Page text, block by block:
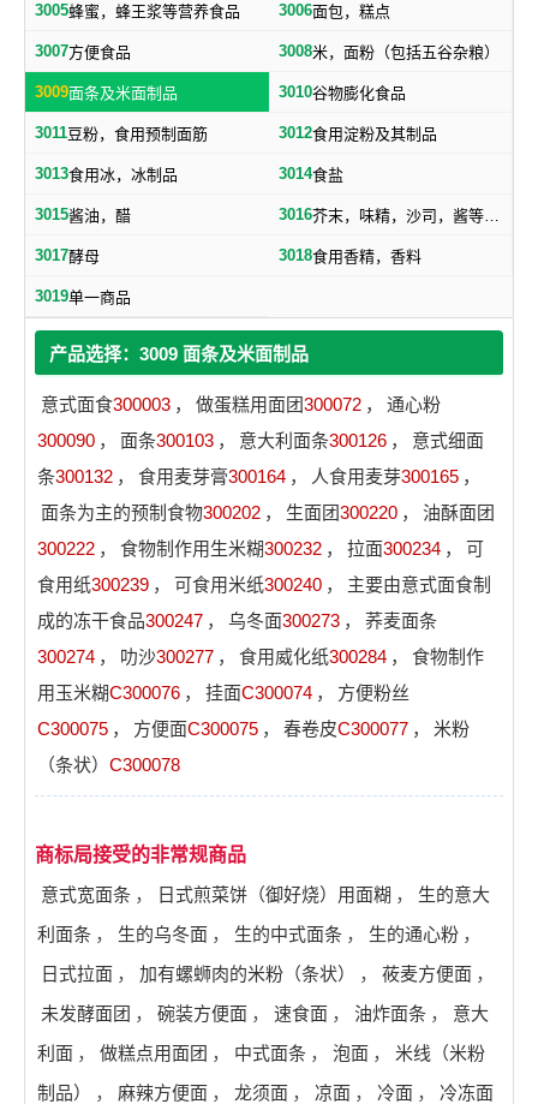
3005蜂蜜，蜂王浆等营养食品 3006面包，糕点
3007方便食品 3008米，面粉（包括五谷杂粮）
3009面条及米面制品 3010谷物膨化食品
3011豆粉，食用预制面筋 3012食用淀粉及其制品
3013食用冰，冰制品 3014食盐
3015酱油，醋 3016 芥末，味精，沙司，酱等调味品
3017酵母 3018食用香精，香料
3019单一商品
产品选择：3009 面条及米面制品
意式面食300003 ， 做蛋糕用面团300072 ，
通心粉
300090 ， 面条300103 ， 意大利面条300126 ，
意式细面
条300132 ， 食用麦芽膏300164 ， 人食用麦芽300165 ，
面条为主的预制食物300202 ， 生面团300220 ，
油酥面团
300222 ， 食物制作用生米糊300232 ， 拉面300234 ，
可
食用纸300239 ， 可食用米纸300240 ，
主要由意式面食制
成的冻干食品300247 ， 乌冬面300273 ，
荞麦面条
300274 ， 叻沙300277 ， 食用威化纸300284 ，
食物制作
用玉米糊C300076 ， 挂面C300074 ，
方便粉丝
C300075 ， 方便面C300075 ， 春卷皮C300077 ，
米粉
（条状） C300078
商标局接受的非常规商品
意式宽面条 ， 日式煎菜饼（御好烧）用面糊 ，
生的意大
利面条 ， 生的乌冬面 ， 生的中式面条 ， 生的通心粉 ，
日式拉面 ， 加有螺蛳肉的米粉（条状） ， 莜麦方便面 ，
未发酵面团 ， 碗装方便面 ， 速食面 ， 油炸面条 ，
意大
利面 ， 做糕点用面团 ， 中式面条 ， 泡面 ，
米线（米粉
制品）
， 麻辣方便面 ， 龙须面 ， 凉面 ， 冷面 ，
冷冻面